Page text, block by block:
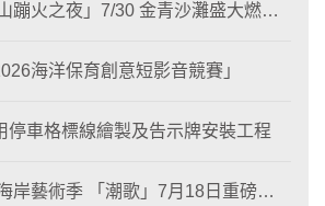
蹦火之夜」7/30 金青沙灘盛大燃
海洋保育創意短影音競賽」
停車格標線繪製及告示牌安裝工程
岸藝術季 「潮歌」7月18日重磅登